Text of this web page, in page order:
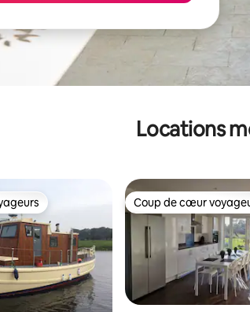
Locations
les plus appréciés Coup de cœur
Coup de cœur